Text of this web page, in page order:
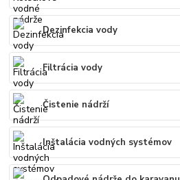
Dezinfekcia vody
Filtrácia vody
Čistenie nádrží
Inštalácia vodných systémov